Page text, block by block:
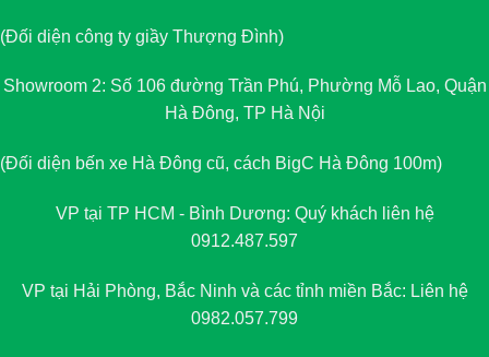
(Đối diện công ty giầy Thượng Đình)
Showroom 2: Số 106 đường Trần Phú, Phường Mỗ Lao, Quận
Hà Đông, TP Hà Nội
(Đối diện bến xe Hà Đông cũ, cách BigC Hà Đông 100m)
VP tại TP HCM - Bình Dương: Quý khách liên hệ
0912.487.597
VP tại Hải Phòng, Bắc Ninh và các tỉnh miền Bắc: Liên hệ
0982.057.799